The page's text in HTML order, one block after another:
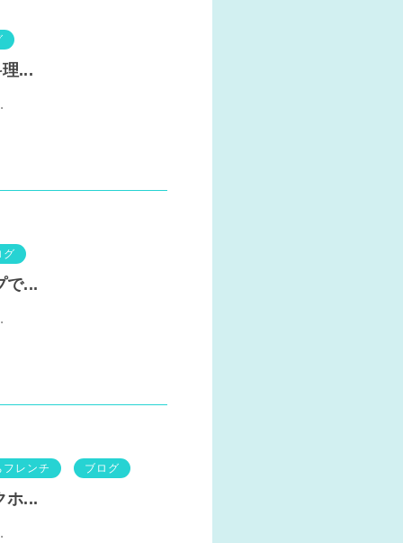
...
グ
で...
フレンチ ブログ
ホ...